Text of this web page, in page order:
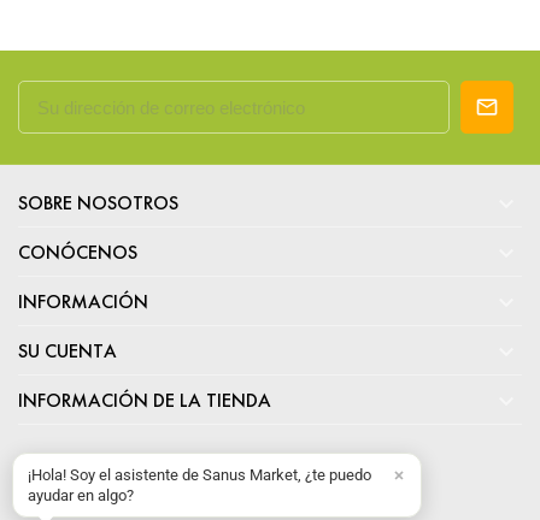
SOBRE NOSOTROS
CONÓCENOS
INFORMACIÓN
SU CUENTA
INFORMACIÓN DE LA TIENDA
¡Hola! Soy el asistente de Sanus Market, ¿te puedo
ayudar en algo?